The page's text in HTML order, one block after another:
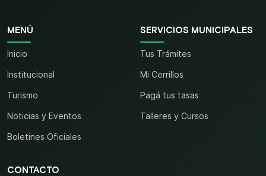
MENÚ
Inicio
Institucional
Turismo
Noticias y Eventos
Boletines Oficiales
SERVICIOS MUNICIPALES
Tus Trámites
Mi Cerrillos
Pagá tus tasas
Talleres y Cursos
CONTACTO